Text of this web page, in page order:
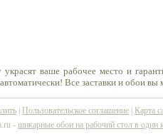
ваше рабочее место и
Все заставки и обои
Пользовательское соглашение Карта
- шикарные обои на рабочий стол в один